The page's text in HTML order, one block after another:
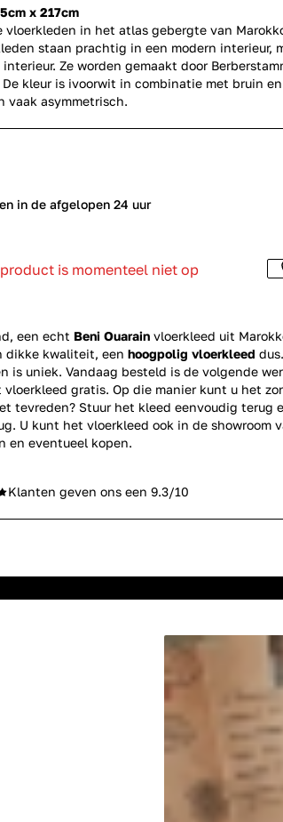
x 217cm
vloerkleden in het atlas gebergte van
staan prachtig in een modern interieur,
Ze worden gemaakt door
kleur is ivoorwit in combinatie met bruin
vaak asymmetrisch.
in de afgelopen 24 uur
is momenteel niet op
een echt Beni Ouarain vloerkleed uit
dikke kwaliteit, een hoogpolig vloerkleed
is uniek. Vandaag besteld is de volgende
vloerkleed gratis. Op die manier kunt u het
tevreden? Stuur het kleed eenvoudig terug
U kunt het vloerkleed ook in de showroom
en eventueel kopen.
Klanten geven ons een 9.3/10